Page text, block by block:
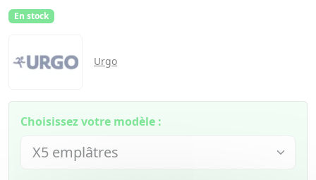
En stock
Urgo
Choisissez votre modèle :